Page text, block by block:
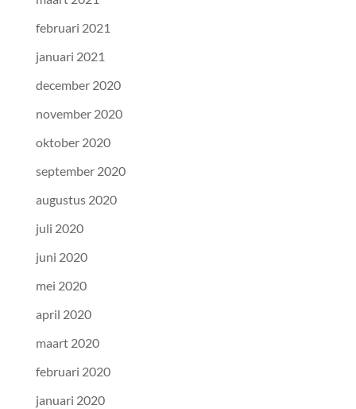
februari 2021
januari 2021
december 2020
november 2020
oktober 2020
september 2020
augustus 2020
juli 2020
juni 2020
mei 2020
april 2020
maart 2020
februari 2020
januari 2020